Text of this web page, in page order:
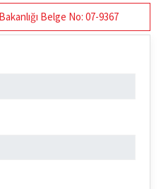
Belge No: 07-9367